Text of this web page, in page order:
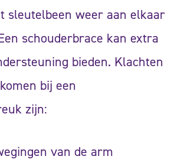
sleutelbeen weer aan elkaar
schouderbrace kan extra
bieden. Klachten
bij een
zijn:
van de arm